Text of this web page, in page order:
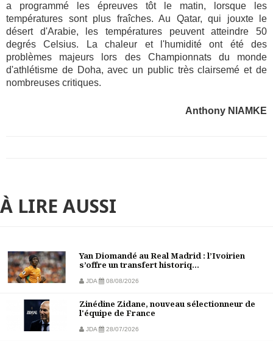
a programmé les épreuves tôt le matin, lorsque les
températures sont plus fraîches. Au Qatar, qui jouxte le
désert d'Arabie, les températures peuvent atteindre 50
degrés Celsius. La chaleur et l'humidité ont été des
problèmes majeurs lors des Championnats du monde
d'athlétisme de Doha, avec un public très clairsemé et de
nombreuses critiques.
Anthony NIAMKE
À LIRE AUSSI
Yan Diomandé au Real Madrid : l’Ivoirien
s’offre un transfert historiq...
JDA 08/08/2026
Zinédine Zidane, nouveau sélectionneur de
l'équipe de France
JDA 28/07/2026